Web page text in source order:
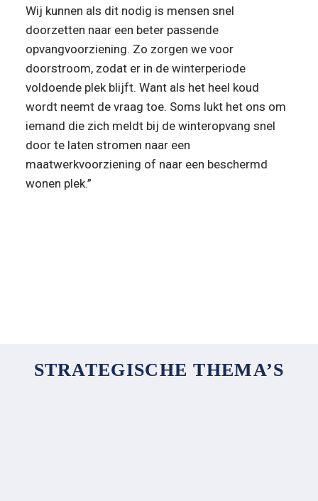
Wij kunnen als dit nodig is mensen snel
doorzetten naar een beter passende
opvangvoorziening. Zo zorgen we voor
doorstroom, zodat er in de winterperiode
voldoende plek blijft. Want als het heel koud
wordt neemt de vraag toe. Soms lukt het ons om
iemand die zich meldt bij de winteropvang snel
door te laten stromen naar een
maatwerkvoorziening of naar een beschermd
wonen plek.”
STRATEGISCHE THEMA’S